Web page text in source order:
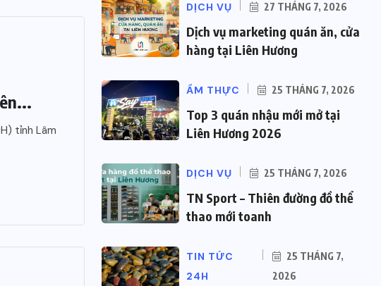
tỉnh Lâm
DỊCH VỤ 27 THÁNG 7, 2026
Dịch vụ marketing quán ăn, cửa
hàng tại Liên Hương
ẨM THỰC 25 THÁNG 7, 2026
Top 3 quán nhậu mới mở tại
Liên Hương 2026
DỊCH VỤ 25 THÁNG 7, 2026
TN Sport – Thiên đường đồ thể
thao mới toanh
TIN TỨC
24H
25 THÁNG 7,
2026